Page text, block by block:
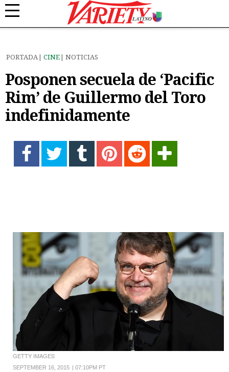
PORTADA CINE NOTICIAS
Posponen secuela de ‘Pacific
Rim’ de Guillermo del Toro
indefinidamente
GETTY IMAGES
SEPTEMBER 16, 2015 07:10PM PT